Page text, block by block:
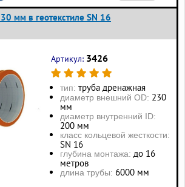
мм в геотекстиле SN 16
Артикул: 3426
тип: труба дренажная
диаметр внешний OD: 230
мм
диаметр внутренний ID:
200 мм
класс кольцевой жесткости:
SN 16
глубина монтажа: до 16
метров
длина трубы: 6000 мм